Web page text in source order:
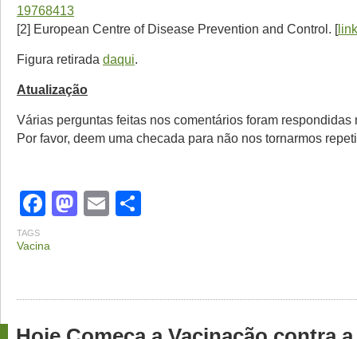
19768413
[2] European Centre of Disease Prevention and Control. [link
Figura retirada daqui.
Atualização
Várias perguntas feitas nos comentários foram
Por favor, deem uma checada para não nos tornarmos
Facebook
Mastodon
Email
TAGS
Vacina